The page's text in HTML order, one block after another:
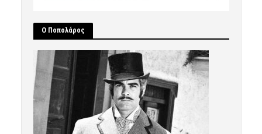
Ο Ποπολάρος